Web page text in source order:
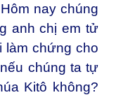
nay chúng
anh chị em tử
làm chứng cho
chúng ta tự
Kitô không?